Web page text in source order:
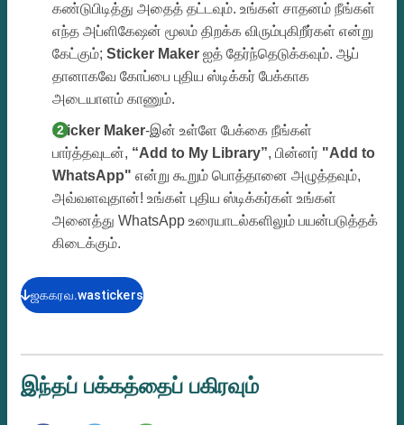
கண்டுபிடித்து அதைத் தட்டவும். உங்கள் சாதனம் நீங்கள்
எந்த அப்ளிகேஷன் மூலம் திறக்க விரும்புகிறீர்கள் என்று
கேட்கும்; Sticker Maker ஐத் தேர்ந்தெடுக்கவும். ஆப்
தானாகவே கோப்பை புதிய ஸ்டிக்கர் பேக்காக
அடையாளம் காணும்.
Sticker Maker-இன் உள்ளே பேக்கை நீங்கள்
பார்த்தவுடன், “Add to My Library”, பின்னர் "Add to
WhatsApp" என்று கூறும் பொத்தானை அழுத்தவும்,
அவ்வளவுதான்! உங்கள் புதிய ஸ்டிக்கர்கள் உங்கள்
அனைத்து WhatsApp உரையாடல்களிலும் பயன்படுத்தக்
கிடைக்கும்.
ஜககரவ.wastickers
இந்தப் பக்கத்தைப் பகிரவும்